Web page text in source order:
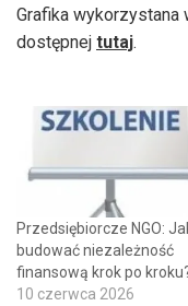
Grafika wykorzystana
dostępnej tutaj.
Przedsiębiorcze NGO:
budować niezależność
finansową krok po
10 czerwca 2026